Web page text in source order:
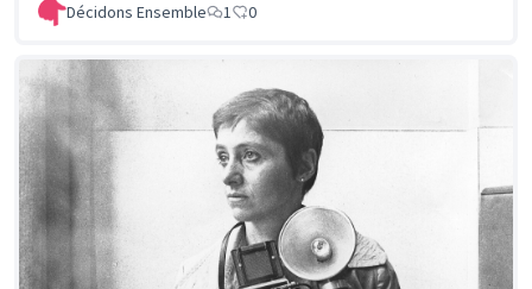
Décidons Ensemble 1 0